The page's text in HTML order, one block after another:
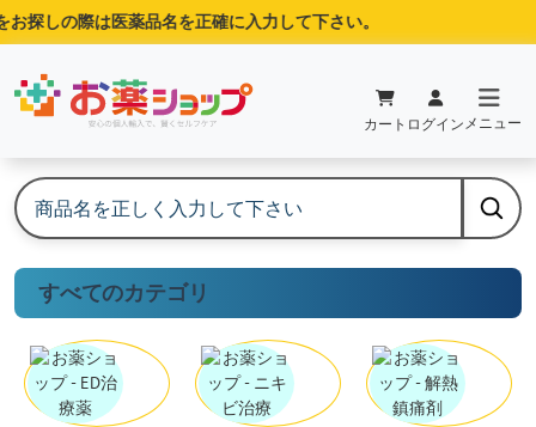
探しの際は医薬品名を正確に入力して下さい。
カート ログイン メニュー
すべてのカテゴリ